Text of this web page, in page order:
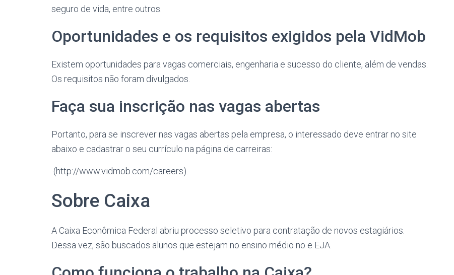
seguro de vida, entre outros.
Oportunidades e os requisitos exigidos pela VidMob
Existem oportunidades para vagas comerciais, engenharia e sucesso do cliente, além de vendas.
Os requisitos não foram divulgados.
Faça sua inscrição nas vagas abertas
Portanto, para se inscrever nas vagas abertas pela empresa, o interessado deve entrar no site
abaixo e cadastrar o seu currículo na página de carreiras:
(http://www.vidmob.com/careers).
Sobre Caixa
A Caixa Econômica Federal abriu processo seletivo para contratação de novos estagiários.
Dessa vez, são buscados alunos que estejam no ensino médio no e EJA.